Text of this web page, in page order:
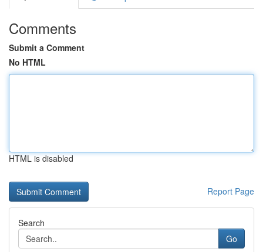
Comments
Submit a Comment
No HTML
HTML is disabled
Report Page
Search
Go